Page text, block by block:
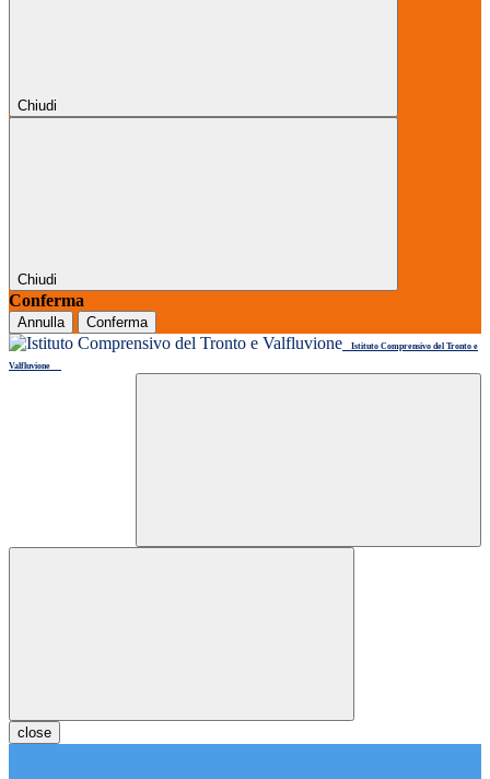
Chiudi
Chiudi
Conferma
Annulla Conferma
Istituto Comprensivo del Tronto e
Valfluvione
close